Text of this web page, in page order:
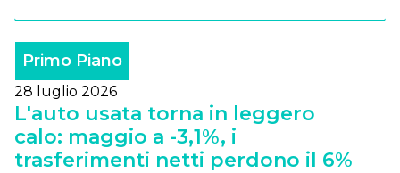
Primo Piano
28 luglio 2026
L'auto usata torna in leggero
calo: maggio a -3,1%, i
trasferimenti netti perdono il 6%